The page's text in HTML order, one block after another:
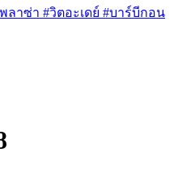
ลาซ่า #วิตอะเดย์ #บาร์บีกอน